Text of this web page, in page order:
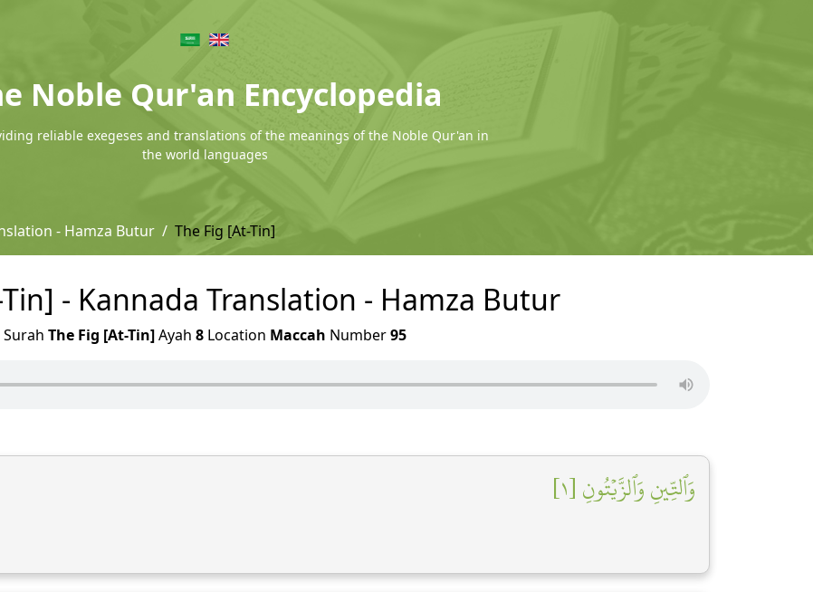
Noble Qur'an Encyclopedia
reliable exegeses and translations of the meanings of the Noble Qur'an in
the world languages
- Hamza Butur The Fig [At-Tin]
- Kannada Translation - Hamza Butur
Surah The Fig [At-Tin]Ayah 8Location Maccah Number95
وَٱلتِّينِ وَٱلزَّيۡتُونِ [١]